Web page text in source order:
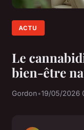
ACTU
Le
bien-être
Gordon•19/05/2026